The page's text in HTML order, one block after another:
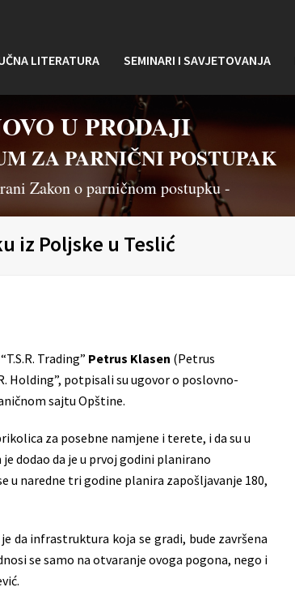
LITERATURA SEMINARI I SAVJETOVANJA
U PRODAJI
ZA PARNIČNI POSTUPAK
Zakon o parničnom postupku -
iz Poljske u Teslić
Trading” Petrus Klasen (Petrus
Holding”, potpisali su ugovor o poslovno-
sajtu Opštine.
za posebne namjene i terete, i da su u
dodao da je u prvoj godini planirano
u naredne tri godine planira zapošljavanje 180,
da infrastruktura koja se gradi, bude završena
se samo na otvaranje ovoga pogona, nego i